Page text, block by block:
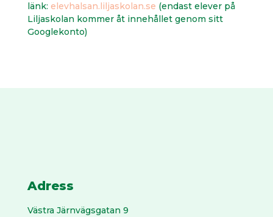
länk: elevhalsan.liljaskolan.se (endast elever på
Liljaskolan kommer åt innehållet genom sitt
Googlekonto)
Adress
Västra Järnvägs­gatan 9